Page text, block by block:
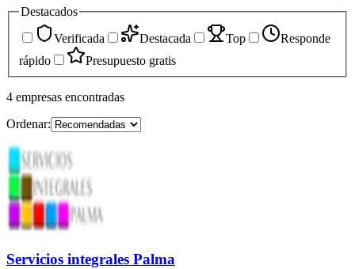
Destacados
Verificada
Destacada Top
Responde
rápido
Presupuesto gratis
4 empresas encontradas
Ordenar:
Servicios integrales Palma